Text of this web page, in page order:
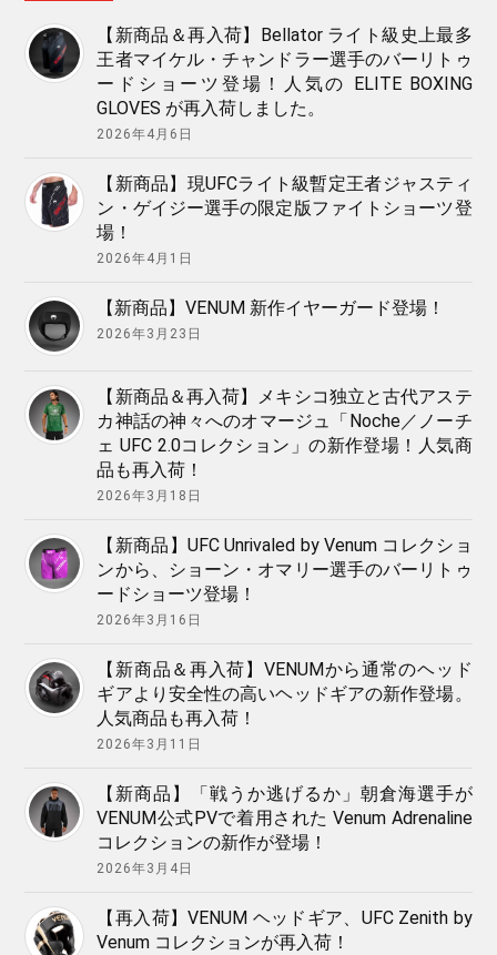
【新商品＆再入荷】Bellator ライト級史上最多
王者マイケル・チャンドラー選手のバーリトゥ
ードショーツ登場！人気の ELITE BOXING
GLOVES が再入荷しました。
2026年4月6日
【新商品】現UFCライト級暫定王者ジャスティ
ン・ゲイジー選手の限定版ファイトショーツ登
場！
2026年4月1日
【新商品】VENUM 新作イヤーガード登場！
2026年3月23日
【新商品＆再入荷】メキシコ独立と古代アステ
カ神話の神々へのオマージュ「Noche／ノーチ
ェ UFC 2.0コレクション」の新作登場！人気商
品も再入荷！
2026年3月18日
【新商品】UFC Unrivaled by Venum コレクショ
ンから、ショーン・オマリー選手のバーリトゥ
ードショーツ登場！
2026年3月16日
【新商品＆再入荷】VENUMから通常のヘッド
ギアより安全性の高いヘッドギアの新作登場。
人気商品も再入荷！
2026年3月11日
【新商品】「戦うか逃げるか」朝倉海選手が
VENUM公式PVで着用された Venum Adrenaline
コレクションの新作が登場！
2026年3月4日
【再入荷】VENUM ヘッドギア、UFC Zenith by
Venum コレクションが再入荷！